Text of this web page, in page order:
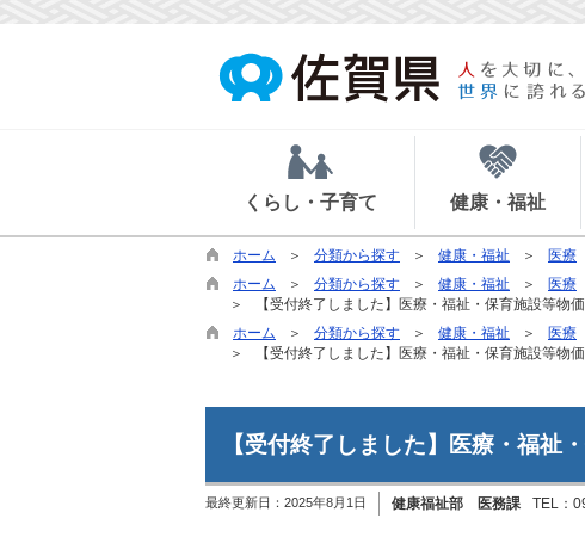
くらし・子育て 健康・福祉
ホーム 分類から探す 健康・福祉 医療
ホーム
分類から探す 健康・福祉 医療
【受付終了しました】医療・福祉・保育施設等物
ホーム
分類から探す 健康・福祉 医療
【受付終了しました】医療・福祉・保育施設等物
【受付終了しました】医療・福祉
最終更新日： 2025年8月1日 健康福祉部 医務課 TEL：